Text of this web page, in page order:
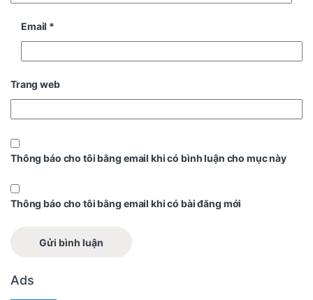
Email *
Trang web
Thông báo cho tôi bằng email khi có bình luận cho mục này
Thông báo cho tôi bằng email khi có bài đăng mới
Ads